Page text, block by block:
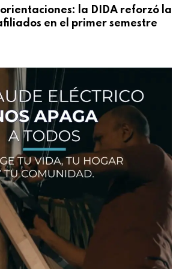
la DIDA reforzó la
en el primer semestre